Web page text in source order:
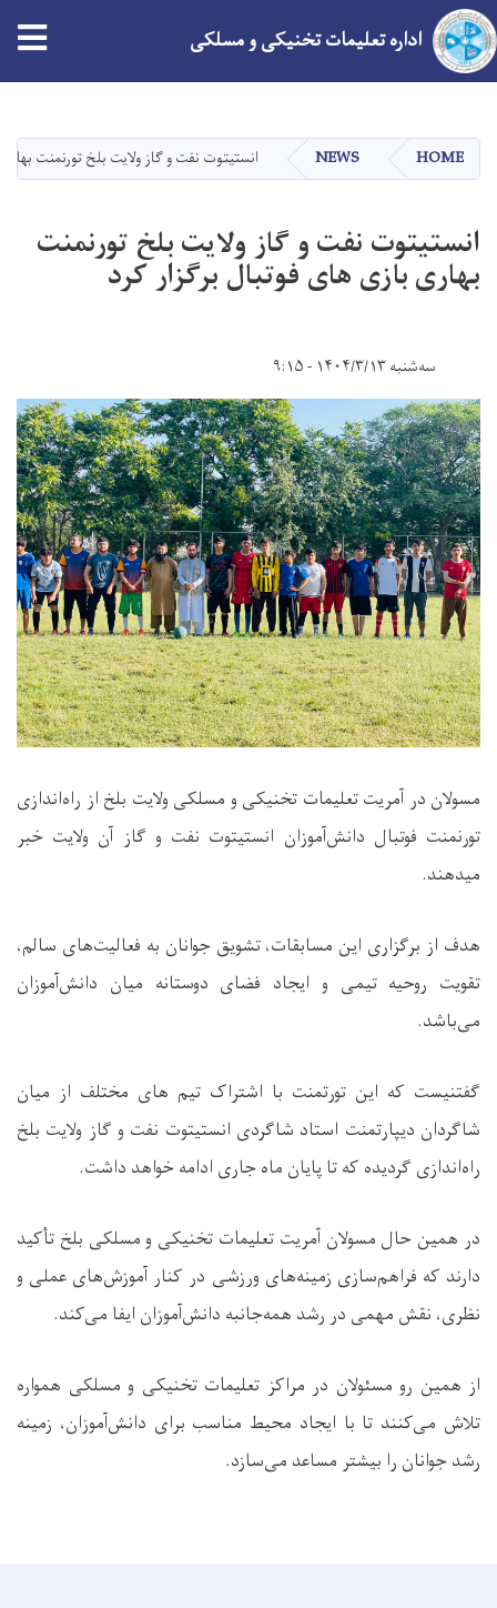
main
content
اداره تعلیمات تخنیکی و مسلکی
HOME
NEWS انستیتوت نفت و گاز ولایت بلخ تورنمنت
انستیتوت نفت و گاز ولایت بلخ تورنمنت
بهاری بازی های فوتبال برگزار کرد
سه‌شنبه ۱۴۰۴/۳/۱۳ - ۹:۱۵
مسولان در آمریت تعلیمات تخنیکی و مسلکی ولایت بلخ از راه‌اندازی
تورنمنت فوتبال دانش‌آموزان انستیتوت نفت و گاز آن ولایت خبر
میدهند.
هدف از برگزاری این مسابقات، تشویق جوانان به فعالیت‌های سالم،
تقویت روحیه تیمی و ایجاد فضای دوستانه میان دانش‌آموزان
می‌باشد.
گفتنیست که این تورتمنت با اشتراک تیم های مختلف از میان
شاگردان دیپارتمنت استاد شاگردی انستیتوت نفت و گاز ولایت بلخ
راه‌اندازی گردیده که تا پایان ماه جاری ادامه خواهد داشت.
در همین حال مسولان آمریت تعلیمات تخنیکی و مسلکی بلخ تأکید
دارند که فراهم‌سازی زمینه‌های ورزشی در کنار آموزش‌های عملی و
نظری، نقش مهمی در رشد همه‌جانبه دانش‌آموزان ایفا می‌کند.
از همین رو مسئولان در مراکز تعلیمات تخنیکی و مسلکی همواره
تلاش می‌کنند تا با ایجاد محیط مناسب برای دانش‌آموزان، زمینه
رشد جوانان را بیشتر مساعد می‌سازد.